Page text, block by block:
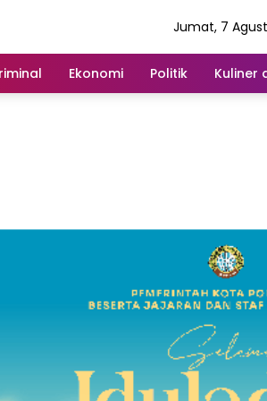
Jumat, 7
Ekonomi Politik Kuliner